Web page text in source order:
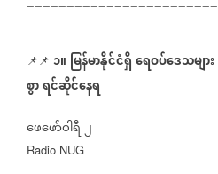
========================
📌📌 ၁။ မြန်မာနိုင်ငံရှိရေဝပ်ဒေသများ
စွာရင်ဆိုင်နေရ
ဖေဖော်ဝါရီ၂
Radio NUG